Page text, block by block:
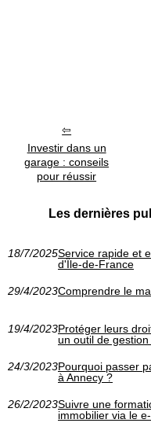
Investir dans un
garage : conseils
pour réussir
Les dernières
18/7/2025Service rapide et
d'Île-de-France
29/4/2023Comprendre le
19/4/2023Protéger leurs
un outil de
24/3/2023Pourquoi passer
à Annecy ?
26/2/2023Suivre une
immobilier via le